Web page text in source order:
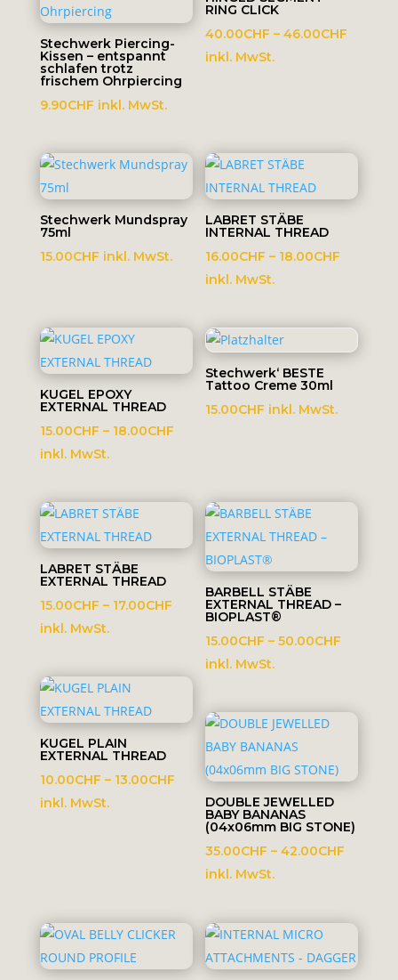
Stechwerk Piercing-
Kissen – entspannt
schlafen trotz
frischem Ohrpiercing
9.90CHF inkl. MwSt.
RING CLICK
40.00CHF –46.00CHF
inkl. MwSt.
Stechwerk Mundspray
75ml
15.00CHF inkl. MwSt.
LABRET STÄBE
INTERNAL THREAD
16.00CHF – 18.00CHF
inkl. MwSt.
KUGEL EPOXY
EXTERNAL THREAD
15.00CHF – 18.00CHFPreisspanne:
18.00CHF
inkl. MwSt.
Stechwerk‘ BESTE
Tattoo Creme 30ml
15.00CHF inkl. MwSt.
LABRET STÄBE
EXTERNAL THREAD
15.00CHF – 17.00CHFPreisspanne:
17.00CHF
inkl. MwSt.
BARBELL STÄBE
EXTERNAL THREAD –
BIOPLAST®
15.00CHF –50.00CHF
inkl. MwSt.
KUGEL PLAIN
EXTERNAL THREAD
10.00CHF – 13.00CHFPreisspanne:
10.00CHF
13.00CHF
inkl. MwSt. DOUBLE JEWELLED
BABY BANANAS
(04x06mm BIG STONE)
35.00CHF –42.00CHF
inkl. MwSt.